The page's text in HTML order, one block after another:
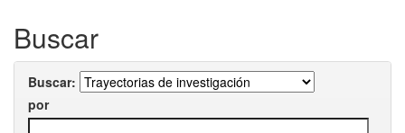
Buscar
Buscar:
por